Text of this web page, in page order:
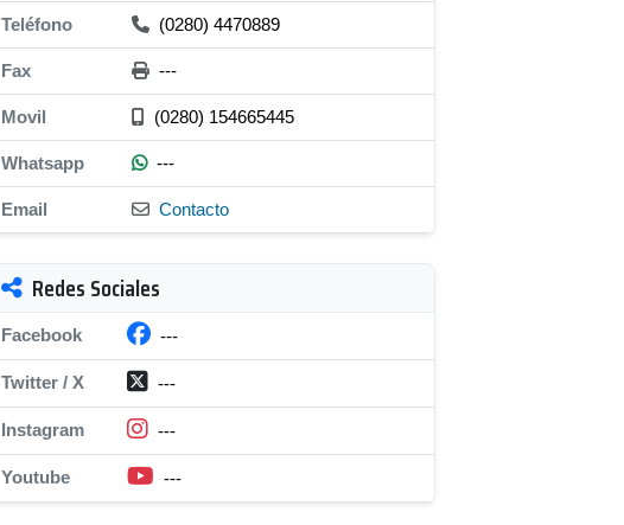
Teléfono (0280) 4470889
Fax ---
Movil (0280) 154665445
Whatsapp ---
Email Contacto
Redes Sociales
Facebook ---
Twitter / X ---
Instagram ---
Youtube ---